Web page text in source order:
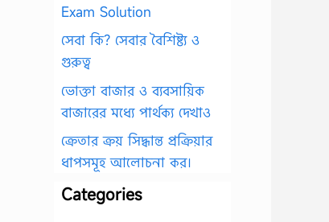
Exam Solution
সেবা কি? সেবার বৈশিষ্ট্য ও
গুরুত্ব
ভোক্তা বাজার ও ব্যবসায়িক
বাজারের মধ্যে পার্থক্য দেখাও
ক্রেতার ক্রয় সিদ্ধান্ত প্রক্রিয়ার
ধাপসমূহ আলোচনা কর।
Categories